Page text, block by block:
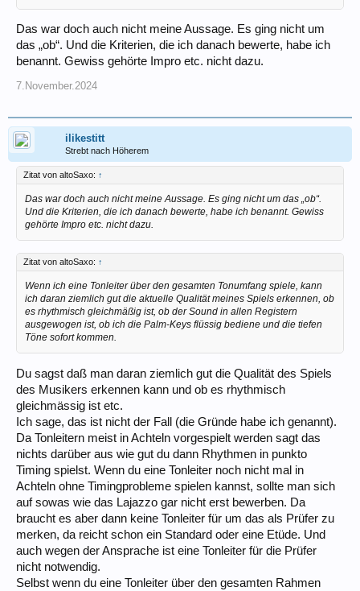
Das war doch auch nicht meine Aussage. Es ging nicht um
das „ob“. Und die Kriterien, die ich danach bewerte, habe ich
benannt. Gewiss gehörte Impro etc. nicht dazu.
7.November.2024
ilikestitt
Strebt nach Höherem
Zitat von altoSaxo: ↑
Das war doch auch nicht meine Aussage. Es ging nicht um das „ob“.
Und die Kriterien, die ich danach bewerte, habe ich benannt. Gewiss
gehörte Impro etc. nicht dazu.
Zitat von altoSaxo: ↑
Wenn ich eine Tonleiter über den gesamten Tonumfang spiele, kann
ich daran ziemlich gut die aktuelle Qualität meines Spiels erkennen, ob
es rhythmisch gleichmäßig ist, ob der Sound in allen Registern
ausgewogen ist, ob ich die Palm-Keys flüssig bediene und die tiefen
Töne sofort kommen.
Du sagst daß man daran ziemlich gut die Qualität des Spiels
des Musikers erkennen kann und ob es rhythmisch
gleichmässig ist etc.
Ich sage, das ist nicht der Fall (die Gründe habe ich genannt).
Da Tonleitern meist in Achteln vorgespielt werden sagt das
nichts darüber aus wie gut du dann Rhythmen in punkto
Timing spielst. Wenn du eine Tonleiter noch nicht mal in
Achteln ohne Timingprobleme spielen kannst, sollte man sich
auf sowas wie das Lajazzo gar nicht erst bewerben. Da
braucht es aber dann keine Tonleiter für um das als Prüfer zu
merken, da reicht schon ein Standard oder eine Etüde. Und
auch wegen der Ansprache ist eine Tonleiter für die Prüfer
nicht notwendig.
Selbst wenn du eine Tonleiter über den gesamten Rahmen